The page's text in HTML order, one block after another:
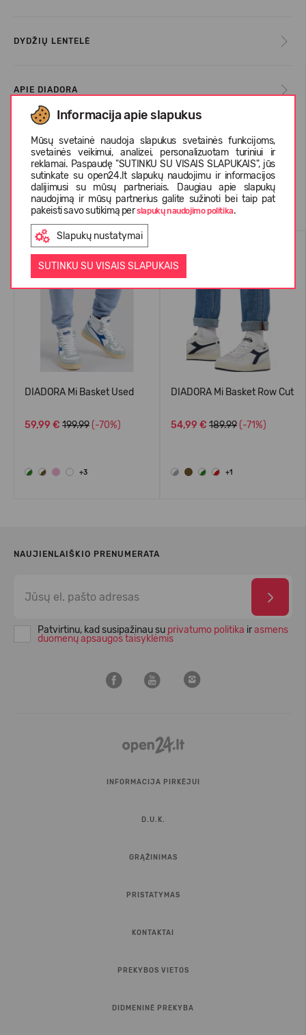
Informacija apie slapukus
Mūsų svetainė naudoja slapukus svetainės funkcijoms,
svetainės veikimui, analizei, personalizuotam turiniui ir
reklamai. Paspaudę "SUTINKU SU VISAIS SLAPUKAIS", jūs
sutinkate su open24.lt slapukų naudojimu ir informacijos
dalijimusi su mūsų partneriais. Daugiau apie slapukų
naudojimą ir mūsų partnerius galite sužinoti bei taip pat
pakeisti savo sutikimą perslapukų naudojimo politika.
Slapukų nustatymai
SUTINKU SU VISAIS SLAPUKAIS
DYDŽIŲ LENTELĖ
APIE DIADORA
KLIENTŲ ATSILIEPIMAI (0)
Panašios prekės
-70%
DIADORA Mi Basket Used
59,99 € 199.99 (-70%)
+3
DIADORA Mi Basket Row Cut
54,99 € 189.99 (-71%)
+1
NAUJIENLAIŠKIO PRENUMERATA
Patvirtinu, kad susipažinau su privatumo politika irasmens
duomenų apsaugos taisyklėmis
INFORMACIJA PIRKĖJUI
D.U.K.
GRĄŽINIMAS
PRISTATYMAS
KONTAKTAI
PREKYBOS VIETOS
DIDMENINĖ PREKYBA